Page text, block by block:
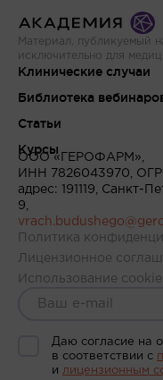
Материал, публикуемый
исключительно для
Клинические случаи
Библиотека
Статьи
Курсы
ООО «ГЕРОФАРМ»,
ИНН 7826043970,
адрес: 191119, Санкт-
9,
Политика
Лицензионное
Использование cookie
Даю согласие на
в соответствии c
и лицензионным